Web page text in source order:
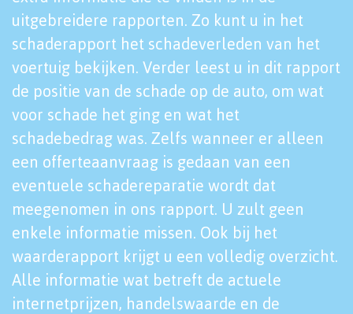
uitgebreidere rapporten. Zo kunt u in het
schaderapport het schadeverleden van het
voertuig bekijken. Verder leest u in dit rapport
de positie van de schade op de auto, om wat
voor schade het ging en wat het
schadebedrag was. Zelfs wanneer er alleen
een offerteaanvraag is gedaan van een
eventuele schadereparatie wordt dat
meegenomen in ons rapport. U zult geen
enkele informatie missen. Ook bij het
waarderapport krijgt u een volledig overzicht.
Alle informatie wat betreft de actuele
internetprijzen, handelswaarde en de